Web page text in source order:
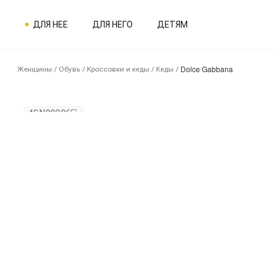
ДЛЯ НЕЕ ДЛЯ НЕГО ДЕТЯМ
Женщины / Обувь / Кроссовки и кеды / Кеды / Dolce Gabbana
4SN00206